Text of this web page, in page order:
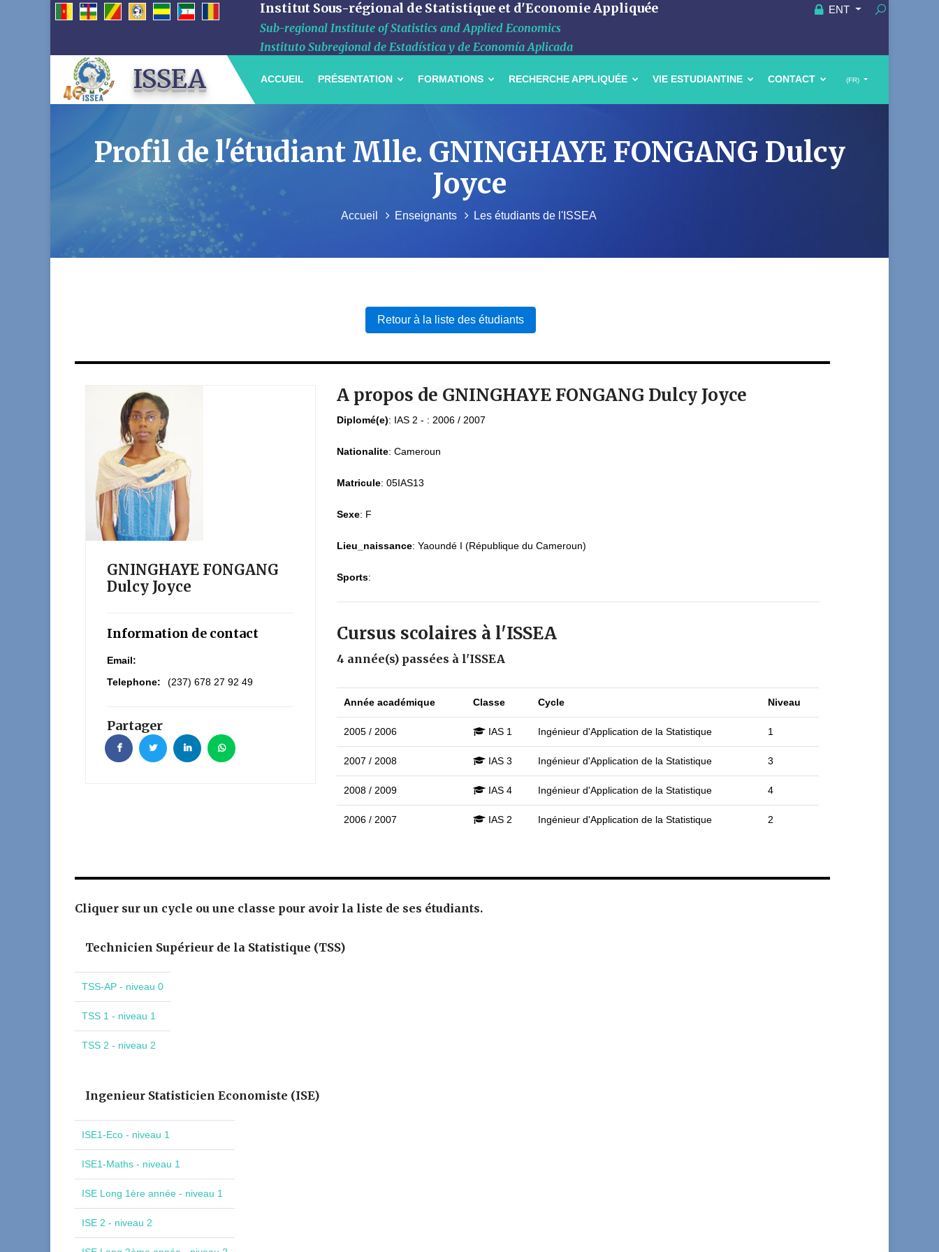
Institut Sous-régional de Statistique et d'Economie Appliquée
Sub-regional Institute of Statistics and Applied Economics
Instituto Subregional de Estadística y de Economía Aplicada
ENT
ISSEA (FR)
ACCUEIL PRÉSENTATION FORMATIONS RECHERCHE APPLIQUÉE VIE ESTUDIANTINE CONTACT
Profil de l'étudiant Mlle. GNINGHAYE FONGANG Dulcy
Joyce
Accueil Enseignants Les étudiants de l'ISSEA
Retour à la liste des étudiants
GNINGHAYE FONGANG
Dulcy Joyce
Information de contact
Email:
Telephone:
(237) 678 27 92 49
Partager
A propos de GNINGHAYE FONGANG Dulcy Joyce
Diplomé(e): IAS 2 - : 2006 / 2007
Nationalite:Cameroun
Matricule:05IAS13
Sexe: F
Lieu_naissance:Yaoundé I (République du Cameroun)
Sports:
Cursus scolaires à l'ISSEA
4 année(s) passées à l'ISSEA
Année académique Classe Cycle Niveau
2005 / 2006 IAS 1 Ingénieur d'Application de la Statistique 1
2007 / 2008 IAS 3 Ingénieur d'Application de la Statistique 3
2008 / 2009 IAS 4 Ingénieur d'Application de la Statistique 4
2006 / 2007 IAS 2 Ingénieur d'Application de la Statistique 2
Cliquer sur un cycle ou une classe pour avoir la liste de ses étudiants.
Technicien Supérieur de la Statistique (TSS)
TSS-AP - niveau 0
TSS 1 - niveau 1
TSS 2 - niveau 2
Ingenieur Statisticien Economiste (ISE)
ISE1-Eco - niveau 1
ISE1-Maths - niveau 1
ISE Long 1ère année - niveau 1
ISE 2 - niveau 2